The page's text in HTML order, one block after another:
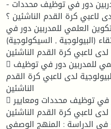
- هل للتكوين العلمي للمدربين دور في توظيف محددات
لاعبي كرة القدم الناشئين ؟
العلمي للمدربين دور في
(البيولوجية , السيكولوجية)
لدى لاعبي كرة القدم الناشئين .
 الفرضيات الجزئية: للتكوين العلمي للمدربين دور في توظيف
لدى لاعبي كرة القدم
الناشئين
 للتكوين العلمي للمدربين دور في توظيف محددات ومعايير
لدى لاعبي كرة القدم الناشئين
في الدراسة : المنهج الوصفي